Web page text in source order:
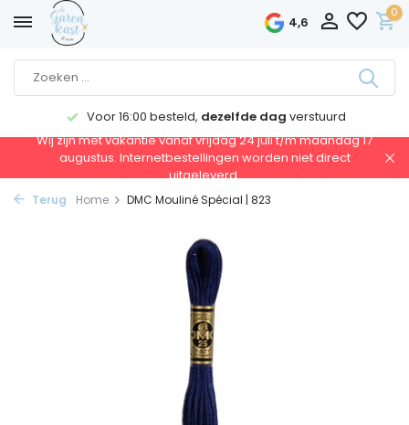
4,6
0
Voor 16:00 besteld, dezelfde dag verstuurd
Wij zijn met vakantie vanaf vrijdag 24 juli t/m maandag 17
augustus. Internetbestellingen worden niet direct
uitgeleverd.
Terug Home DMC Mouliné Spécial | 823